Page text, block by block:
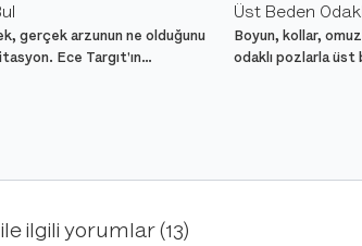
gerçek arzunun ne olduğunu
Ece Targıt'ın
Üst Beden
Boyun, kollar,
odaklı pozlarla üst
Ücretsiz ön izleme
ilgili yorumlar (13)